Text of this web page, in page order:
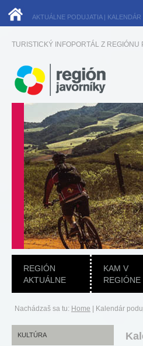
AKTUÁLNE PODUJATIA|
TURISTICKÝ INFOPORTÁL Z REGIÓNU
REGIÓN
AKTUÁLNE
KAM V
REGIÓNE
Nachádzaš sa tu: Home Kalendár
KULTÚRA